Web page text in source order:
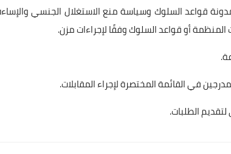
قواعد السلوك وسياسة منع الاستغلال الجنسي
أو قواعد السلوك وفقًا لإجراءات مزن.
في القائمة المختصرة لإجراء المقابلات.
الطلبات.